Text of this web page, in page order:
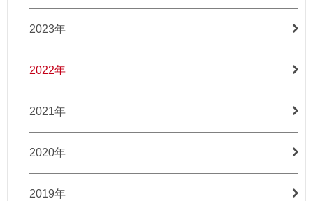
2023年
2022年
2021年
2020年
2019年